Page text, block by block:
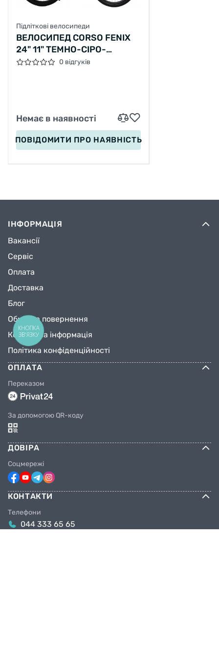
Підліткові велосипеди
ВЕЛОСИПЕД CORSO FENIX
24" 11" ТЕМНО-СІРО-
ОРАНЖЕВИЙ0 відгуків
Немає в наявності
ПОВІДОМИТИ ПРО НАЯВНІСТЬ
ІНФОРМАЦІЯ
Вакансії
Сервіс
Оплата
Доставка
Блог
Обмін та повернення
Контактна інформація
Політика конфіденційності
ОПЛАТА
Переказом
За допомогою QR-коду
ДОВІРА
Соцмережі
КОНТАКТИ
Телефони
044 333 65 65
КНОПКА
ЗВ'ЯЗКУ